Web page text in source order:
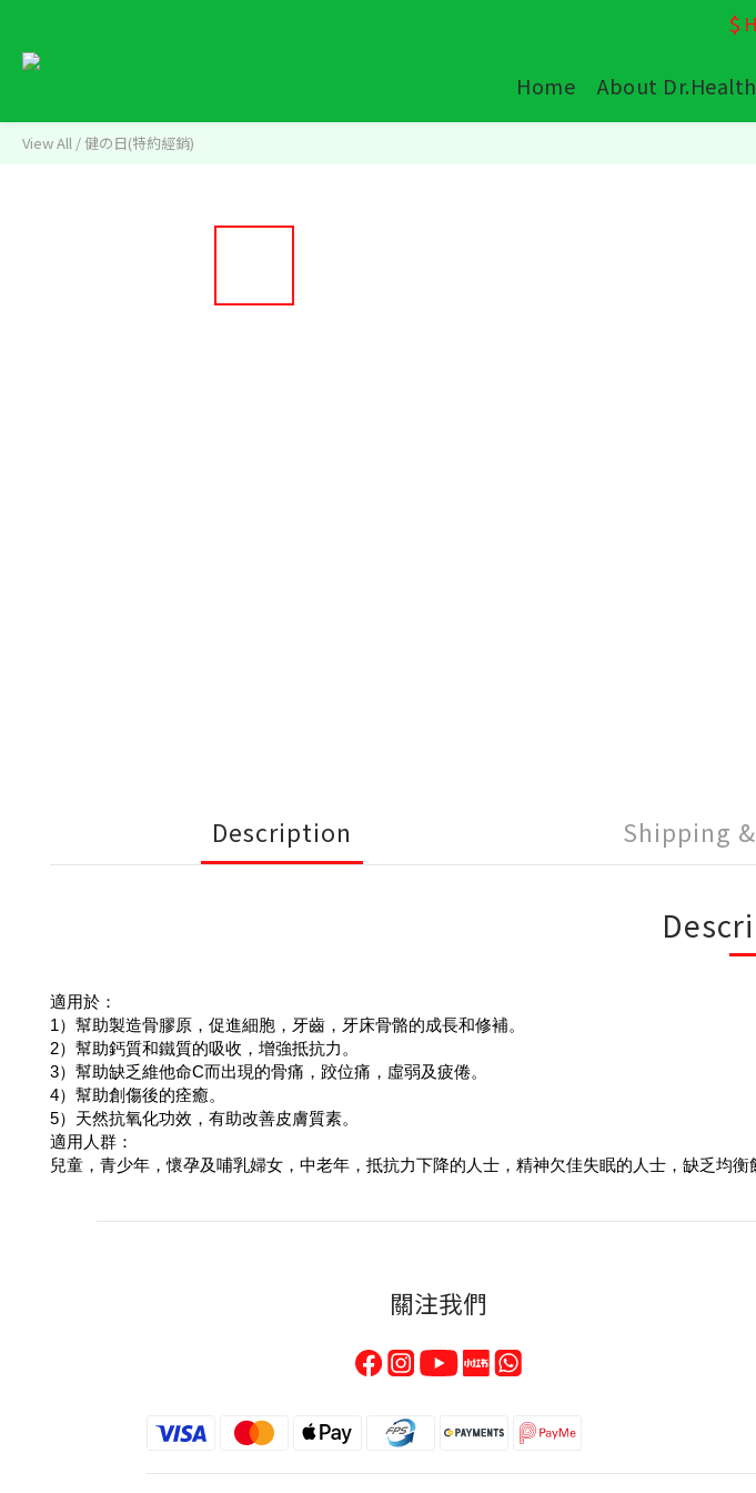
$
Home About Dr.Health
View All /健の日(特約經銷)
Description Shipping
適用於：
1）幫助製造骨膠原，促進細胞，牙齒，牙床骨骼的成長和修補。
2）幫助鈣質和鐵質的吸收，增強抵抗力。
3）幫助缺乏維他命C而出現的骨痛，跤位痛，虛弱及疲倦。
4）幫助創傷後的痊癒。
5）天然抗氧化功效，有助改善皮膚質素。
適用人群：
兒童，青少年，懷孕及哺乳婦女，中老年，抵抗力下降的人士，精神欠佳失眠的人士，缺乏均
關注我們